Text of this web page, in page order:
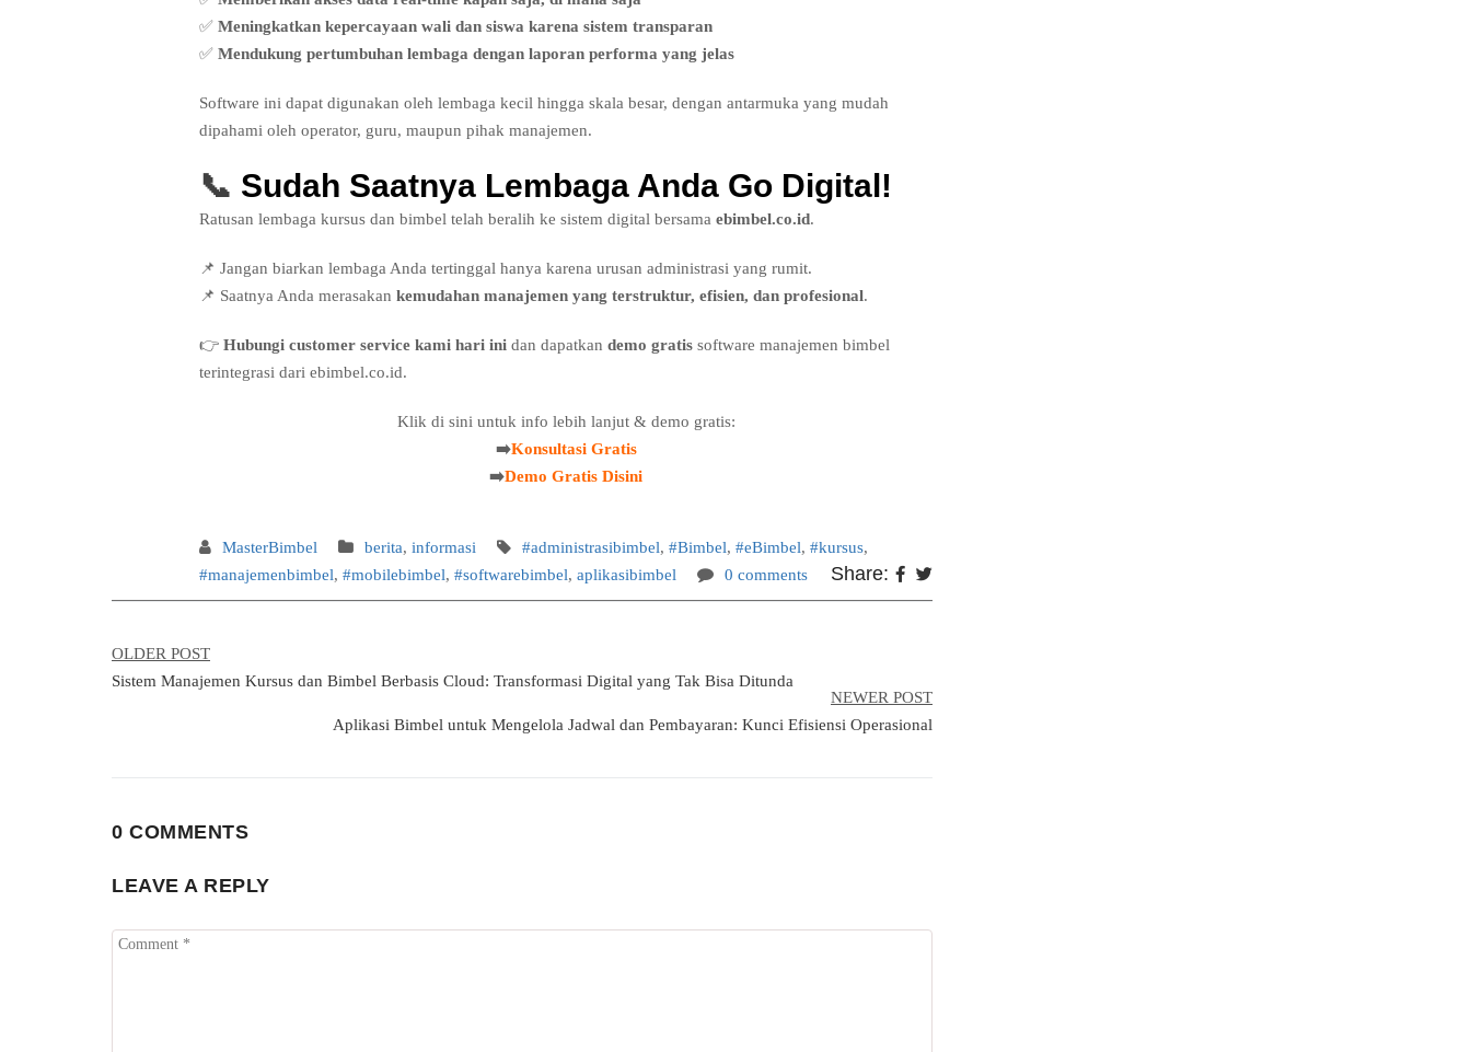
✅ Meningkatkan kepercayaan wali dan siswa karena sistem transparan
✅ Mendukung pertumbuhan lembaga dengan laporan performa yang jelas
Software ini dapat digunakan oleh lembaga kecil hingga skala besar, dengan antarmuka yang mudah
dipahami oleh operator, guru, maupun pihak manajemen.
📞 Sudah Saatnya Lembaga Anda Go Digital!
Ratusan lembaga kursus dan bimbel telah beralih ke sistem digital bersama ebimbel.co.id.
📌 Jangan biarkan lembaga Anda tertinggal hanya karena urusan administrasi yang rumit.
📌 Saatnya Anda merasakan kemudahan manajemen yang terstruktur, efisien, dan profesional.
👉 Hubungi customer service kami hari ini dan dapatkan demo gratis software manajemen bimbel
terintegrasi dari ebimbel.co.id.
Klik di sini untuk info lebih lanjut & demo gratis:
➡️Konsultasi Gratis
➡️Demo Gratis Disini
MasterBimbel berita, informasi #administrasibimbel, #Bimbel, #eBimbel, #kursus,
#manajemenbimbel, #mobilebimbel, #softwarebimbel, aplikasibimbel 0 comments Share:
OLDER POST
Sistem Manajemen Kursus dan Bimbel Berbasis Cloud: Transformasi Digital yang Tak Bisa Ditunda
NEWER POST
Aplikasi Bimbel untuk Mengelola Jadwal dan Pembayaran: Kunci Efisiensi Operasional
0 COMMENTS
LEAVE A REPLY